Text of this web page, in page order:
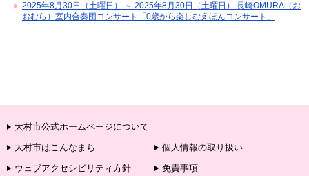
2025年8月30日（土曜日） ～ 2025年8月30日（土曜日） 長崎OMURA（お
おむら）室内合奏団コンサート「0歳から楽しむえほんコンサート」
大村市公式ホームページについて
大村市はこんなまち
個人情報の取り扱い
ウェブアクセシビリティ方針
免責事項